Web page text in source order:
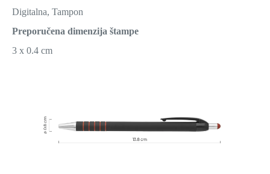
Digitalna, Tampon
Preporučena dimenzija štampe
3 x 0.4 cm